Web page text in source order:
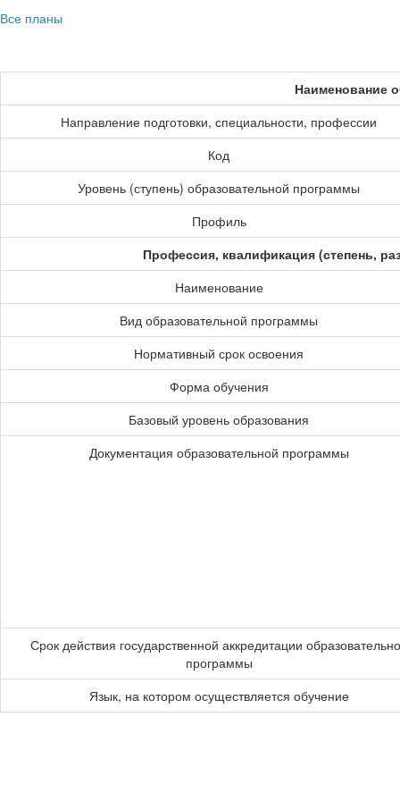
Все планы
Наименование
Направление подготовки, специальности, профессии
Код
Уровень (ступень) образовательной программы
Профиль
Профессия, квалификация (степень,
Наименование
Вид образовательной программы
Нормативный срок освоения
Форма обучения
Базовый уровень образования
Документация образовательной программы
Срок действия государственной аккредитации
программы
Язык, на котором осуществляется обучение